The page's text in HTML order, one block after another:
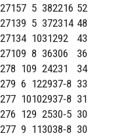
27157 5 382216 52
27139 5 372314 48
27134 1031292
43
27109 8 36306
36
278 109 24231
34
279 6 122937-8 33
277 10102937-8 31
276 129 2530-5 30
277 9 113038-8 30